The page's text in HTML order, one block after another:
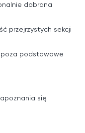
dobrana
przejrzystych sekcji
podstawowe
się.